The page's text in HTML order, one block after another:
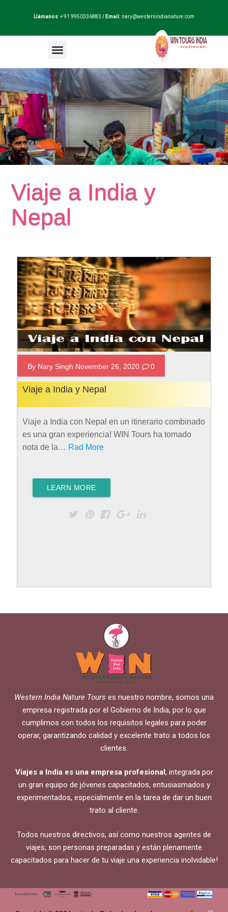
Llámanos: + 91 9950336883 / Email: nary@westernindianature.com
Viaje a India y
Nepal
By Nary Singh November 26, 2020 0
Viaje a India y Nepal
Viaje a India con Nepal en un itinerario combinado
es una gran experiencia! WIN Tours ha tomado
nota de la… Rad More
LEARN MORE
Western India Nature Tours es nuestro nombre, somos una
empresa registrada por el Gobierno de India, por lo que
cumplimos con todos los requisitos legales para poder
operar, garantizando calidad y excelente trato a todos los
clientes.
Viajes a India es una empresa profesional , integrada por
un gran equipo de jóvenes capacitados, entusiasmados y
experimentados, especialmente en la tarea de dar un buen
trato al cliente.
Todos nuestros directivos, así como nuestros agentes de
viajes, son personas preparadas y están plenamente
capacitados para hacer de tu viaje una experiencia inolvidable!